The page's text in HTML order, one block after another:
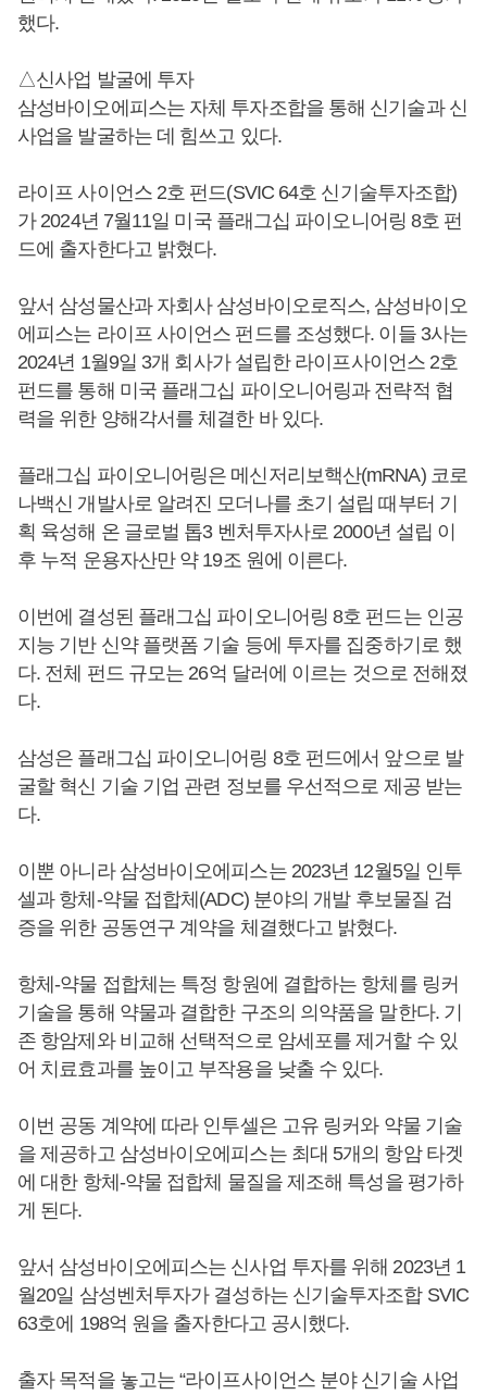
했다.
△신사업 발굴에 투자
삼성바이오에피스는 자체 투자조합을 통해 신기술과 신
사업을 발굴하는 데 힘쓰고 있다.
라이프 사이언스 2호 펀드(SVIC 64호 신기술투자조합)
가 2024년 7월11일 미국 플래그십 파이오니어링 8호 펀
드에 출자한다고 밝혔다.
앞서 삼성물산과 자회사 삼성바이오로직스, 삼성바이오
에피스는 라이프 사이언스 펀드를 조성했다. 이들 3사는
2024년 1월9일 3개 회사가 설립한 라이프사이언스 2호
펀드를 통해 미국 플래그십 파이오니어링과 전략적 협
력을 위한 양해각서를 체결한 바 있다.
플래그십 파이오니어링은 메신저리보핵산(mRNA) 코로
나백신 개발사로 알려진 모더나를 초기 설립 때부터 기
획 육성해 온 글로벌 톱3 벤처투자사로 2000년 설립 이
후 누적 운용자산만 약 19조 원에 이른다.
이번에 결성된 플래그십 파이오니어링 8호 펀드는 인공
지능 기반 신약 플랫폼 기술 등에 투자를 집중하기로 했
다. 전체 펀드 규모는 26억 달러에 이르는 것으로 전해졌
다.
삼성은 플래그십 파이오니어링 8호 펀드에서 앞으로 발
굴할 혁신 기술 기업 관련 정보를 우선적으로 제공 받는
다.
이뿐 아니라 삼성바이오에피스는 2023년 12월5일 인투
셀과 항체-약물 접합체(ADC) 분야의 개발 후보물질 검
증을 위한 공동연구 계약을 체결했다고 밝혔다.
항체-약물 접합체는 특정 항원에 결합하는 항체를 링커
기술을 통해 약물과 결합한 구조의 의약품을 말한다. 기
존 항암제와 비교해 선택적으로 암세포를 제거할 수 있
어 치료효과를 높이고 부작용을 낮출 수 있다.
이번 공동 계약에 따라 인투셀은 고유 링커와 약물 기술
을 제공하고 삼성바이오에피스는 최대 5개의 항암 타겟
에 대한 항체-약물 접합체 물질을 제조해 특성을 평가하
게 된다.
앞서 삼성바이오에피스는 신사업 투자를 위해 2023년 1
월20일 삼성벤처투자가 결성하는 신기술투자조합 SVIC
63호에 198억 원을 출자한다고 공시했다.
출자 목적을 놓고는 “라이프사이언스 분야 신기술 사업